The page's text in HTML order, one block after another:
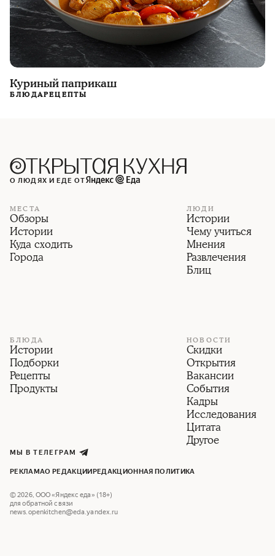
Куриный паприкаш
БЛЮДАРЕЦЕПТЫ
О ЛЮДЯХ И ЕДЕ ОТ
МЕСТА
Обзоры
Истории
Куда сходить
Города
ЛЮДИ
Истории
Чему учиться
Мнения
Развлечения
Блиц
БЛЮДА
Истории
Подборки
Рецепты
Продукты
НОВОСТИ
Скидки
Открытия
Вакансии
События
Кадры
Исследования
Цитата
Другое
МЫ В ТЕЛЕГРАМ
РЕКЛАМАО РЕДАКЦИИРЕДАКЦИОННАЯ ПОЛИТИКА
©2026, ООО «Яндекс еда» (18+)
для обратной связи
news.openkitchen@eda.yandex.ru